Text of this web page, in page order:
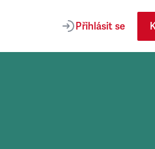
Přihlásit se